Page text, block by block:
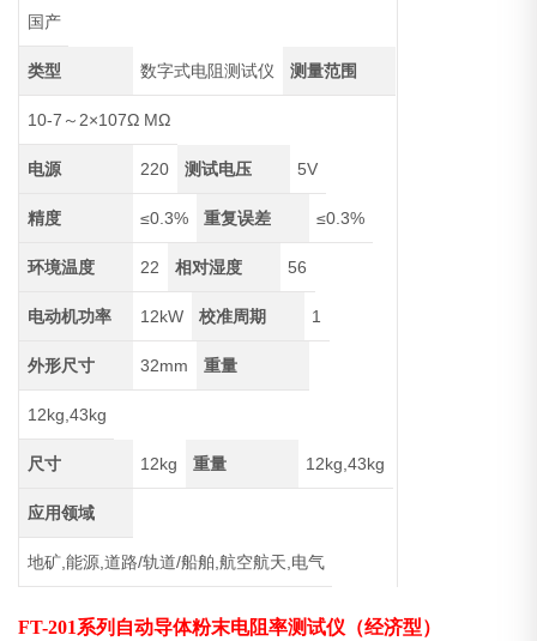
国产
类型 数字式电阻测试仪 测量范围
10-7～2×107Ω MΩ
电源 220 测试电压 5V
精度 ≤0.3% 重复误差 ≤0.3%
环境温度 22 相对湿度 56
电动机功率 12kW 校准周期 1
外形尺寸 32mm 重量
12kg,43kg
尺寸 12kg 重量 12kg,43kg
应用领域
地矿,能源,道路/轨道/船舶,航空航天,电气
FT-201系列 自动导体粉末电阻率测试仪 （经济型）